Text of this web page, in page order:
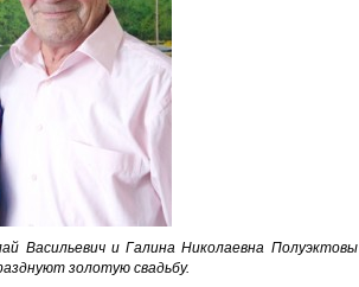
Васильевич и Галина Николаевна Полуэктовы
золотую свадьбу.